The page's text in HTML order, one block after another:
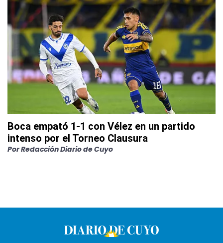
Boca empató 1-1 con Vélez en un partido
intenso por el Torneo Clausura
PorRedacción Diario de Cuyo